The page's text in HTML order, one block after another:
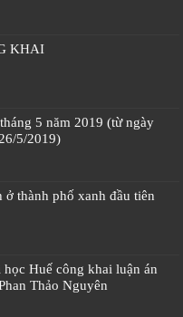
KHAI
5 năm 2019 (từ ngày
5/2019)
ở thành phố xanh đầu tiên
Huế công khai luận án
Thảo Nguyên